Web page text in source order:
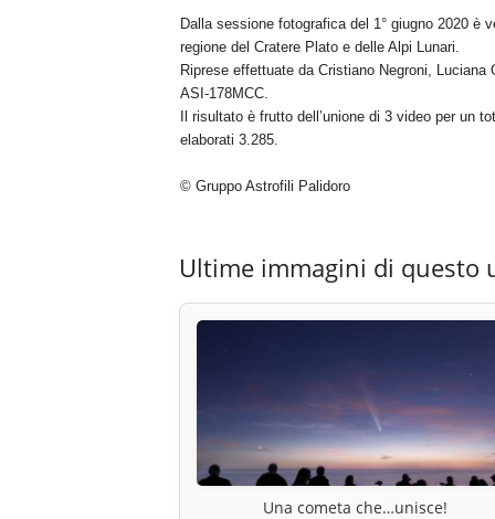
Dalla sessione fotografica del 1° giugno 2020
regione del Cratere Plato e delle Alpi Lunari.
Riprese effettuate da Cristiano Negroni,
ASI-178MCC.
Il risultato è frutto dell’unione di 3 video per un
elaborati 3.285.
© Gruppo Astrofili Palidoro
Ultime immagini di questo
Una cometa che…unisce!